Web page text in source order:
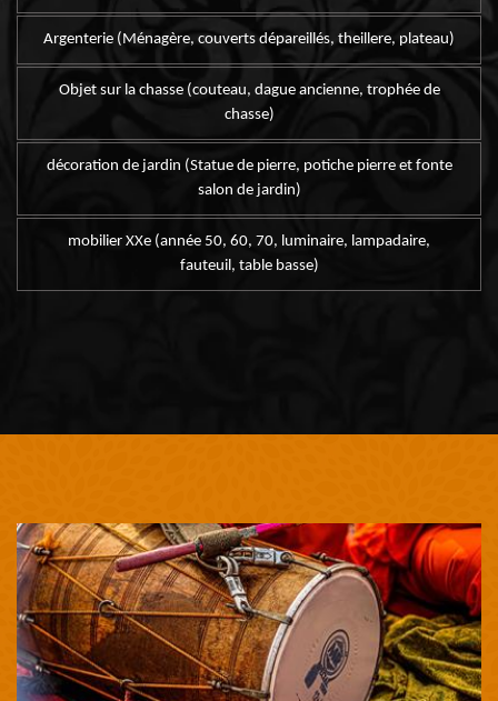
Argenterie (Ménagère, couverts dépareillés, theillere, plateau)
Objet sur la chasse (couteau, dague ancienne, trophée de
chasse)
décoration de jardin (Statue de pierre, potiche pierre et fonte
salon de jardin)
mobilier XXe (année 50, 60, 70, luminaire, lampadaire,
fauteuil, table basse)